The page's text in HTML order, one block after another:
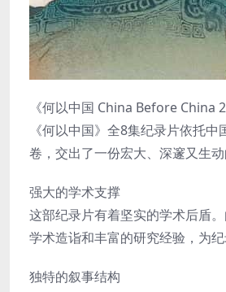
《何以中国 China Before China
《何以中国》全8集纪录片依托
卷，交出了一份宏大、深邃又生动
强大的学术支撑
这部纪录片有着坚实的学术后盾
学术造诣和丰富的研究经验，为
独特的叙事结构